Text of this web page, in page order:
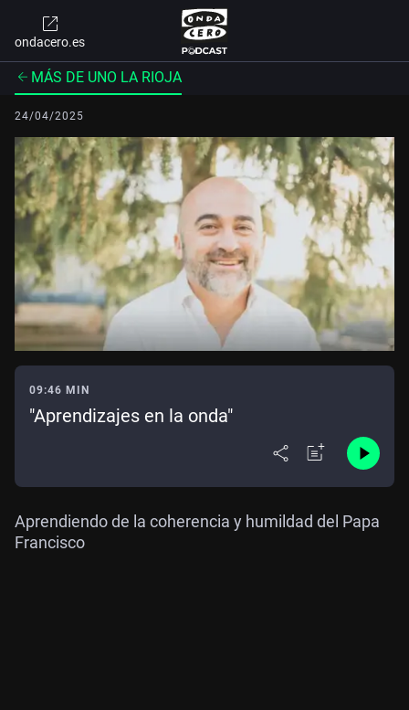
ondacero.es
MÁS DE UNO LA RIOJA
24/04/2025
09:46 MIN
"Aprendizajes en la onda"
Aprendiendo de la coherencia y humildad del Papa
Francisco